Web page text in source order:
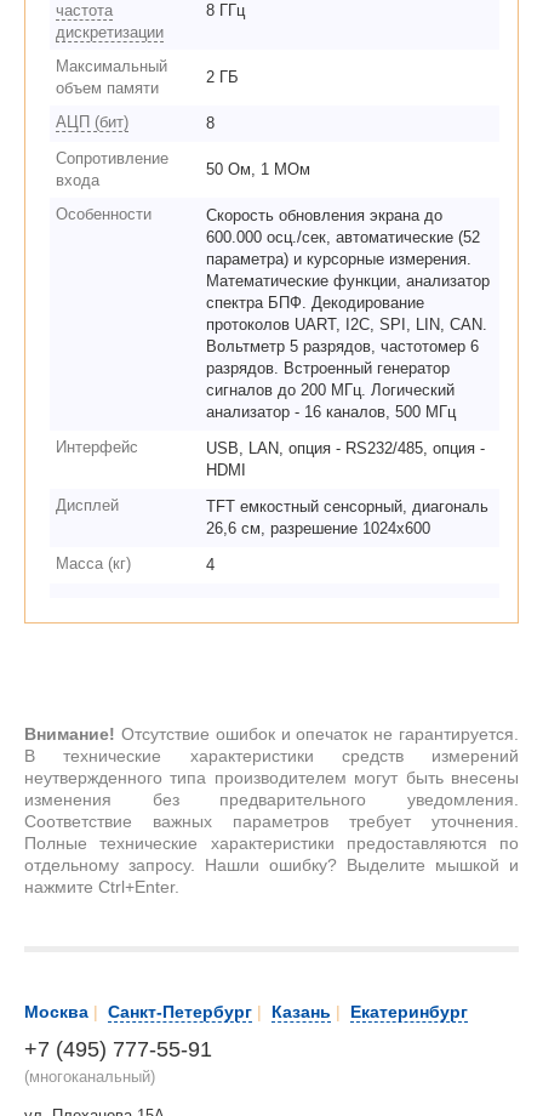
частота
дискретизации
8 ГГц
Максимальный
объем памяти
2 ГБ
АЦП (бит)
8
Сопротивление
входа
50 Ом, 1 МОм
Особенности
Скорость обновления экрана до
600.000 осц./сек, автоматические (52
параметра) и курсорные измерения.
Математические функции, анализатор
спектра БПФ. Декодирование
протоколов UART, I2C, SPI, LIN, CAN.
Вольтметр 5 разрядов, частотомер 6
разрядов. Встроенный генератор
сигналов до 200 МГц. Логический
анализатор - 16 каналов, 500 МГц
Интерфейс
USB, LAN, опция - RS232/485, опция -
HDMI
Дисплей
TFT емкостный сенсорный, диагональ
26,6 см, разрешение 1024х600
Масса (кг)
4
Внимание! Отсутствие ошибок и опечаток не гарантируется.
В технические характеристики средств измерений
неутвержденного типа производителем могут быть внесены
изменения без предварительного уведомления.
Соответствие важных параметров требует уточнения.
Полные технические характеристики предоставляются по
отдельному запросу. Нашли ошибку? Выделите мышкой и
нажмите Ctrl+Enter.
Москва | Санкт-Петербург | Казань | Екатеринбург
+7 (495) 777-55-91
(многоканальный)